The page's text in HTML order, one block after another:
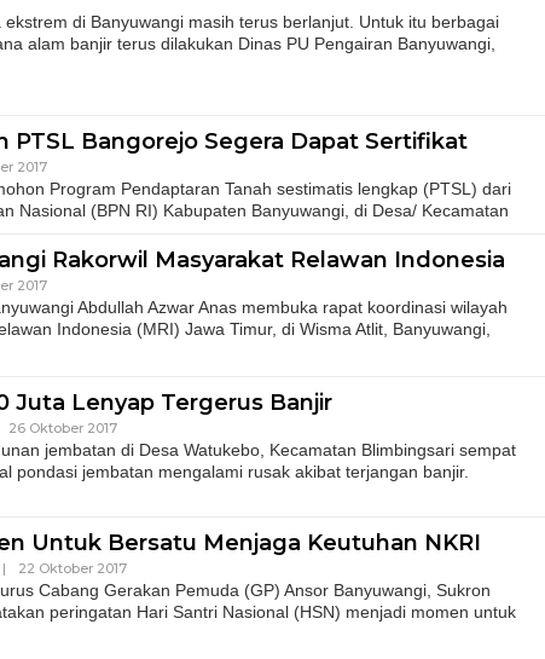
ekstrem di Banyuwangi masih terus berlanjut. Untuk itu berbagai
alam banjir terus dilakukan Dinas PU Pengairan Banyuwangi,
PTSL Bangorejo Segera Dapat Sertifikat
2017
Program Pendaptaran Tanah sestimatis lengkap (PTSL) dari
Nasional (BPN RI) Kabupaten Banyuwangi, di Desa/ Kecamatan
Rakorwil Masyarakat Relawan Indonesia
2017
Abdullah Azwar Anas membuka rapat koordinasi wilayah
Indonesia (MRI) Jawa Timur, di Wisma Atlit, Banyuwangi,
Juta Lenyap Tergerus Banjir
26 Oktober 2017
jembatan di Desa Watukebo, Kecamatan Blimbingsari sempat
pondasi jembatan mengalami rusak akibat terjangan banjir.
Untuk Bersatu Menjaga Keutuhan NKRI
| 22 Oktober 2017
Cabang Gerakan Pemuda (GP) Ansor Banyuwangi, Sukron
peringatan Hari Santri Nasional (HSN) menjadi momen untuk